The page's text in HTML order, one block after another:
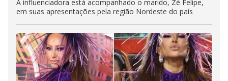
A influenciadora está acompanhado o marido, Zé Felipe,
em suas apresentações pela região Nordeste do país